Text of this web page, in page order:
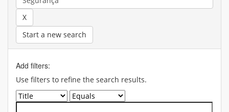
Start a new search
Add filters:
Use filters to refine the search results.